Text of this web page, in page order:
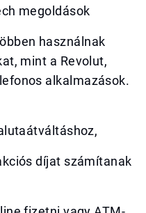
megoldások
használnak
mint a Revolut,
alkalmazások.
díjat számítanak